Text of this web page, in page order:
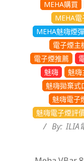
MEHA購買
MEHA
MEHA魅嗨煙
電子煙主
電子煙推薦
魅嗨
魅嗨
魅嗨拋棄式
魅嗨電子
魅嗨電子煙評
By: ILIA